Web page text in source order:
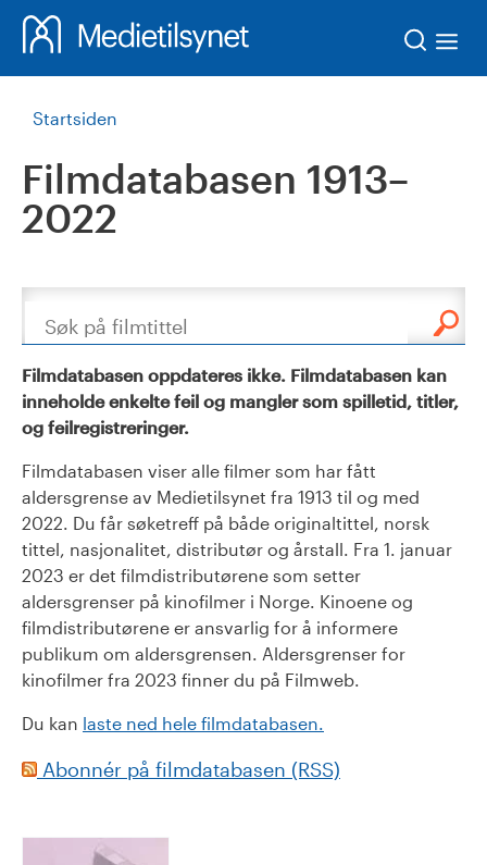
Startsiden
Filmdatabasen 1913–
2022
Søk
Filmdatabasen oppdateres ikke. Filmdatabasen kan
inneholde enkelte feil og mangler som spilletid, titler,
og feilregistreringer.
Filmdatabasen viser alle filmer som har fått
aldersgrense av Medietilsynet fra 1913 til og med
2022. Du får søketreff på både originaltittel, norsk
tittel, nasjonalitet, distributør og årstall. Fra 1. januar
2023 er det filmdistributørene som setter
aldersgrenser på kinofilmer i Norge. Kinoene og
filmdistributørene er ansvarlig for å informere
publikum om aldersgrensen. Aldersgrenser for
kinofilmer fra 2023 finner du på Filmweb.
Du kan laste ned hele filmdatabasen.
Abonnér på filmdatabasen (RSS)